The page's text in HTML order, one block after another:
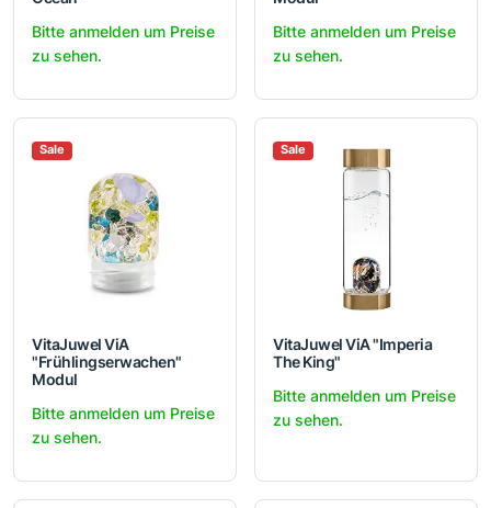
Bitte anmelden um Preise
zu sehen.
Bitte anmelden um Preise
zu sehen.
Sale
VitaJuwel ViA
"Frühlingserwachen"
Modul
Bitte anmelden um Preise
zu sehen.
Sale
VitaJuwel ViA "Imperia
The King"
Bitte anmelden um Preise
zu sehen.